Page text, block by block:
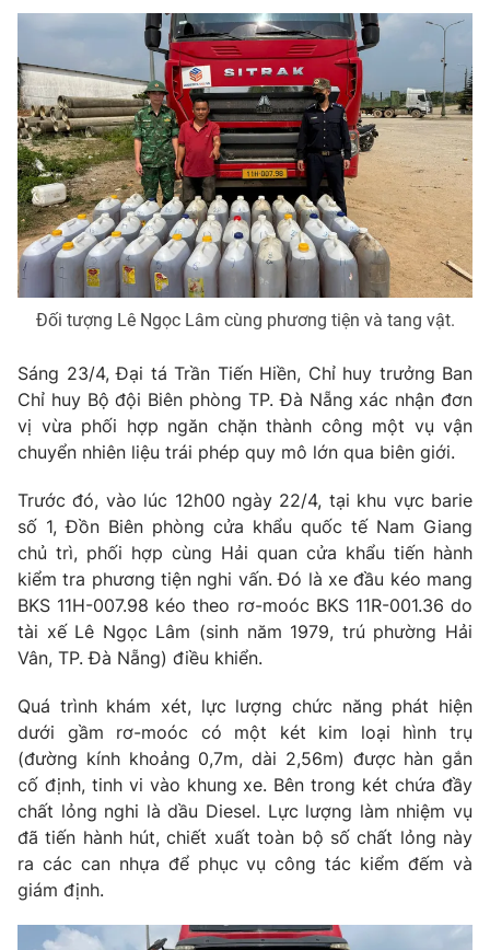
Thế giới đó đây
Câu chuyện quốc tế
Tài chính
Thị trường
Góc doanh nghiệp
Dữ liệu và đời sống
Truyền hình
Phim VTV
Hậu trường
Nhân vật
Khán giả
Giải sao mai
Giải trí
Điện ảnh
Âm nhạc
Sao
Đời sống
Du lịch
Làm đẹp
Chất lượng cuộc sống
Giáo dục
Học trực tuyến
Công nghệ
Hitech Công nghệ tương lai
Sản phẩm
Thị trường
Tư vấn
Giao lưu trực tuyến
Lịch phát sóng
Chuyên mục khác
Emagazine Podcast
Video Shorts video
VTV Money VTV Thể thao
VTV Sức khoẻ Bất động sản
Thị trường 24h Tấm lòng Việt
Đối tượng Lê Ngọc Lâm cùng phương tiện và tang vật.
Sáng 23/4, Đại tá Trần Tiến Hiền, Chỉ huy trưởng Ban
Chỉ huy Bộ đội Biên phòng TP. Đà Nẵng xác nhận đơn
vị vừa phối hợp ngăn chặn thành công một vụ vận
chuyển nhiên liệu trái phép quy mô lớn qua biên giới.
Trước đó, vào lúc 12h00 ngày 22/4, tại khu vực barie
số 1, Đồn Biên phòng cửa khẩu quốc tế Nam Giang
chủ trì, phối hợp cùng Hải quan cửa khẩu tiến hành
kiểm tra phương tiện nghi vấn. Đó là xe đầu kéo mang
BKS 11H-007.98 kéo theo rơ-moóc BKS 11R-001.36 do
tài xế Lê Ngọc Lâm (sinh năm 1979, trú phường Hải
Vân, TP. Đà Nẵng) điều khiển.
Quá trình khám xét, lực lượng chức năng phát hiện
dưới gầm rơ-moóc có một két kim loại hình trụ
(đường kính khoảng 0,7m, dài 2,56m) được hàn gắn
cố định, tinh vi vào khung xe. Bên trong két chứa đầy
chất lỏng nghi là dầu Diesel. Lực lượng làm nhiệm vụ
đã tiến hành hút, chiết xuất toàn bộ số chất lỏng này
ra các can nhựa để phục vụ công tác kiểm đếm và
giám định.